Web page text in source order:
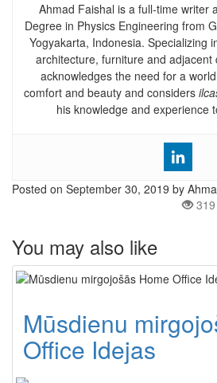
Ahmad Faishal is a full-time writer
Degree in Physics Engineering from
Yogyakarta, Indonesia. Specializing
architecture, furniture and adjacent
acknowledges the need for a
comfort and beauty and considers
his knowledge and experience
Posted on September 30, 2019 by
319
You may also like
Mūsdienu
Office Idejas